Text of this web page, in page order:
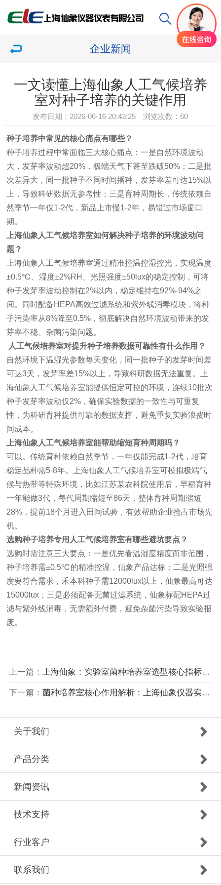
企业新闻
一文读懂上海仙象人工气候培养
室对种子培养的关键作用
发布日期：2026-06-16 20:43:25 浏览次数： 60
种子培养中常见的核心痛点有哪些？
种子培养过程中常面临三大核心痛点：一是自然环境波动
大，发芽率波动超20%，极端天气下甚至跌破50%；二是批
次差异大，同一批种子不同时间播种，发芽率差可达15%以
上，导致科研数据无参考性；三是育种周期长，传统依赖自
然季节一年仅1-2代，新品上市慢1-2年，易错过市场窗口
期。
上海仙象人工气候培养室如何解决种子培养的环境波动问
题？
上海仙象人工气候培养室通过精准控温控湿控光，实现温度
±0.5℃、湿度±2%RH、光照强度±50lux的稳定控制，可将
种子发芽率波动控制在2%以内，稳定维持在92%-94%之
间。同时配备HEPA高效过滤系统和紫外线消毒模块，将种
子污染率从8%降至0.5%，彻底解决自然环境波动带来的发
芽率不稳、杂菌污染问题。
人工气候培养室对提升种子培养数据可靠性有什么作用？
自然环境下温湿光参数每天变化，同一批种子的发芽时间差
可达3天，发芽率差15%以上，导致科研数据无法重复。上
海仙象人工气候培养室能提供恒定可控的环境，连续10批次
种子发芽率波动仅2%，确保实验数据的一致性与可重复
性，为科研育种提供可靠的数据支撑，避免重复实验浪费时
间成本。
上海仙象人工气候培养室能帮助缩短育种周期吗？
可以。传统育种依赖自然季节，一年仅能完成1-2代，培育
稳定品种需5-8年。上海仙象人工气候培养室可模拟极端气
候与热带等特殊环境，比如江苏某农科院使用后，早稻育种
一年能做3代，每代周期缩短至86天，整体育种周期缩短
28%，提前18个月进入田间试验，有效帮助企业抢占市场先
机。
选购种子培养专用人工气候培养室有哪些避坑要点？
选购时需注意三大要点：一是优先看温湿度精度而非范围，
种子培养需±0.5℃的精准控温，仙象产品达标；二是光照强
度要符合需求，禾本科种子需12000lux以上，仙象最高可达
15000lux；三是必须配备无菌过滤系统，仙象标配HEPA过
滤与紫外线消毒，无需额外付费，避免杂菌污染导致实验报
废。
上一篇： 上海仙象：实验室菌种培养室选型核心指标与避坑指南
下一篇： 菌种培养室核心作用解析：上海仙象仪器实践与应用场景
关于我们
产品分类
新闻资讯
技术支持
行业客户
联系我们